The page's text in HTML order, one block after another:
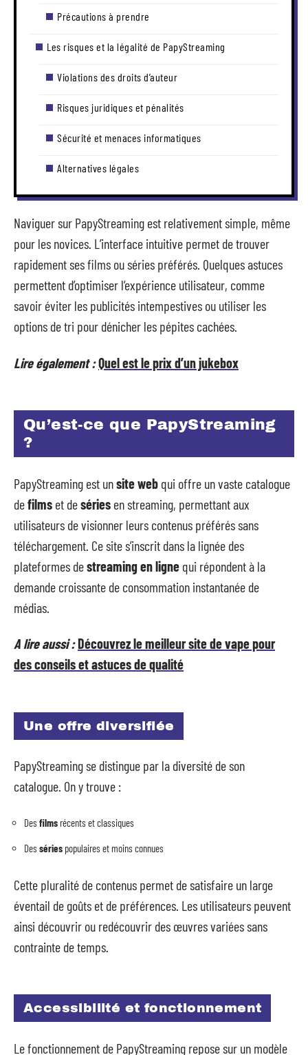
Précautions à prendre
Les risques et la légalité de PapyStreaming
Violations des droits d’auteur
Risques juridiques et pénalités
Sécurité et menaces informatiques
Alternatives légales
Naviguer sur PapyStreaming est relativement simple, même
pour les novices. L’interface intuitive permet de trouver
rapidement ses films ou séries préférés. Quelques astuces
permettent d’optimiser l’expérience utilisateur, comme
savoir éviter les publicités intempestives ou utiliser les
options de tri pour dénicher les pépites cachées.
Lire également :Quel est le prix d’un jukebox
Qu’est-ce que PapyStreaming
?
PapyStreaming est unsite web qui offre un vaste catalogue
defilms et deséries en streaming, permettant aux
utilisateurs de visionner leurs contenus préférés sans
téléchargement. Ce site s’inscrit dans la lignée des
plateformes destreaming en ligne qui répondent à la
demande croissante de consommation instantanée de
médias.
A lire aussi :Découvrez le meilleur site de vape pour
des conseils et astuces de qualité
Une offre diversifiée
PapyStreaming se distingue par la diversité de son
catalogue. On y trouve :
Des films récents et classiques
Des séries populaires et moins connues
Cette pluralité de contenus permet de satisfaire un large
éventail de goûts et de préférences. Les utilisateurs peuvent
ainsi découvrir ou redécouvrir des œuvres variées sans
contrainte de temps.
Accessibilité et fonctionnement
Le fonctionnement de PapyStreaming repose sur un modèle